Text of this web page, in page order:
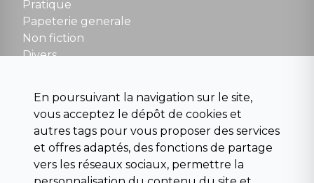
NOUS CONTACTER
contact@la-griffe-noire.com
Pratique
Papeterie generale
Non fiction
Divers
Para scolaire
Histoire
Pochoteque
Pleiade
En poursuivant la navigation sur le site,
vous acceptez le dépôt de cookies et
autres tags pour vous proposer des services
et offres adaptés, des fonctions de partage
vers les réseaux sociaux, permettre la